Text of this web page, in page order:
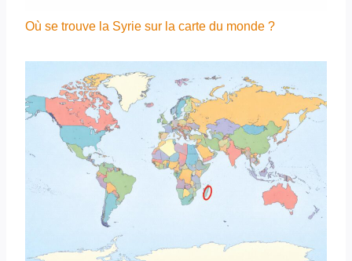
Où se trouve la Syrie sur la carte du monde ?